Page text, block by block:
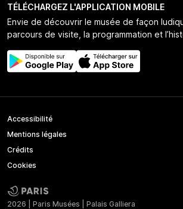
TÉLÉCHARGEZ L'APPLICATION MOBILE
Envie de découvrir le musée de façon
parcours de visite, la programmation et
Accessibilité
Mentions légales
Crédits
Cookies
2026 | Paris Musées | Palais Galliera